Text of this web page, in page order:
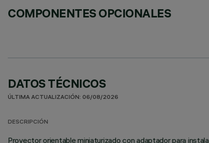
COMPONENTES OPCIONALES
DATOS TÉCNICOS
ÚLTIMA ACTUALIZACIÓN: 06/08/2026
DESCRIPCIÓN
Proyector orientable miniaturizado con adaptador para